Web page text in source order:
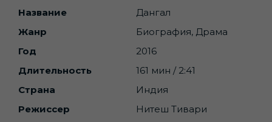
Название
Дангал
Жанр
Биография, Драма
Год
2016
Длительность
161 мин / 2:41
Страна
Индия
Режиссер
Нитеш Тивари